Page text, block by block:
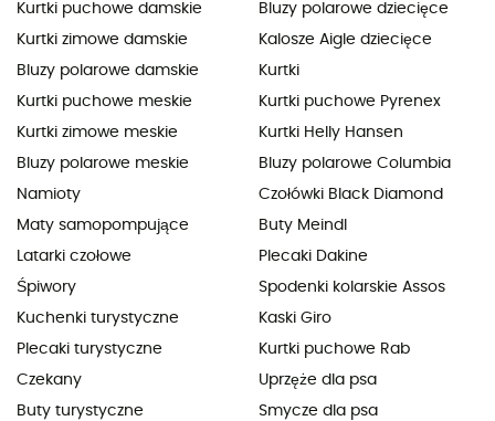
Kurtki puchowe damskie
Kurtki zimowe damskie
Bluzy polarowe damskie
Kurtki puchowe meskie
Kurtki zimowe meskie
Bluzy polarowe meskie
Namioty
Maty samopompujące
Latarki czołowe
Śpiwory
Kuchenki turystyczne
Plecaki turystyczne
Czekany
Buty turystyczne
Bluzy polarowe dziecięce
Kalosze Aigle dziecięce
Kurtki
Kurtki puchowe Pyrenex
Kurtki Helly Hansen
Bluzy polarowe Columbia
Czołówki Black Diamond
Buty Meindl
Plecaki Dakine
Spodenki kolarskie Assos
Kaski Giro
Kurtki puchowe Rab
Uprzęże dla psa
Smycze dla psa